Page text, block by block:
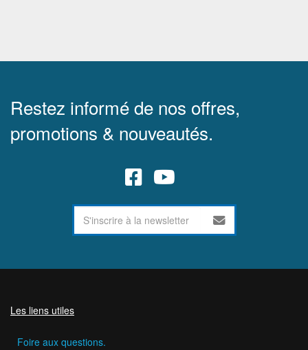
Restez informé de nos offres,
promotions & nouveautés.
Les liens utiles
Foire aux questions.